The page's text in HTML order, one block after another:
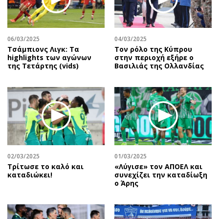
06/03/2025
Τσάμπιονς Λιγκ: Τα
highlights των αγώνων
της Τετάρτης (vids)
04/03/2025
Τον ρόλο της Κύπρου
στην περιοχή εξήρε ο
Βασιλιάς της Ολλανδίας
02/03/2025
Τρίτωσε το καλό και
καταδιώκει!
01/03/2025
«Λύγισε» τον ΑΠΟΕΛ και
συνεχίζει την καταδίωξη
ο Άρης